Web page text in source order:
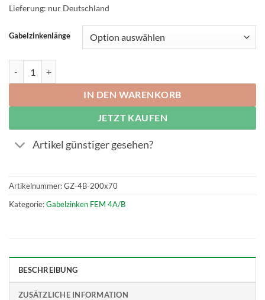
Lieferung: nur Deutschland
Gabelzinkenlänge
IN DEN WARENKORB
JETZT KAUFEN
Artikel günstiger gesehen?
Artikelnummer:GZ-4B-200x70
Kategorie:Gabelzinken FEM 4A/B
BESCHREIBUNG
ZUSÄTZLICHE INFORMATION